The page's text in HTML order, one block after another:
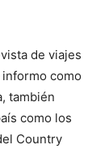
de viajes
como
también
como los
Country